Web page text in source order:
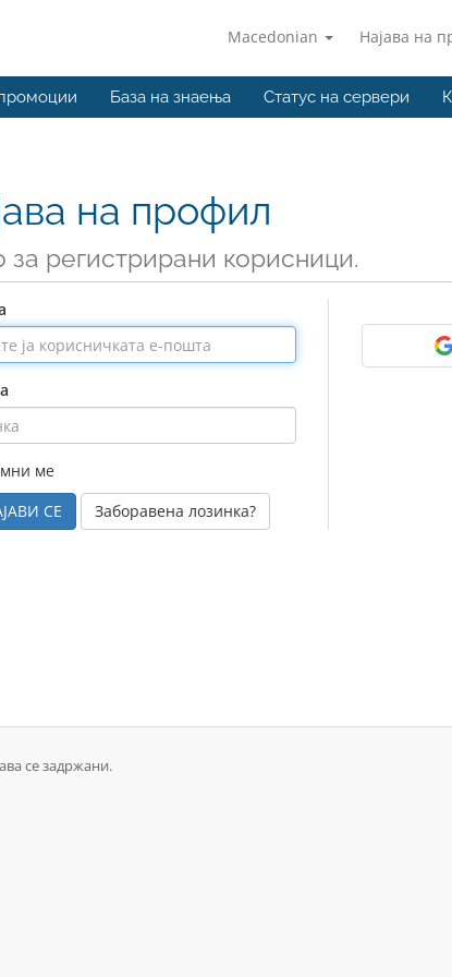
Macedonian Најава на
База на знаења Статус на сервери
на профил
за регистрирани корисници.
ме
Заборавена лозинка?
се задржани.